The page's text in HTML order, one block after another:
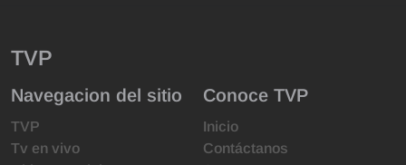
TVP
Navegacion del sitio
TVP
Tv en vivo
Conoce TVP
Inicio
Contáctanos